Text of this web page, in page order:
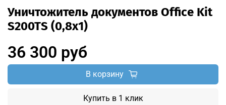
Уничтожитель документов Office Kit
S200TS (0,8x1)
36 300 руб
В корзину
Купить в 1 клик